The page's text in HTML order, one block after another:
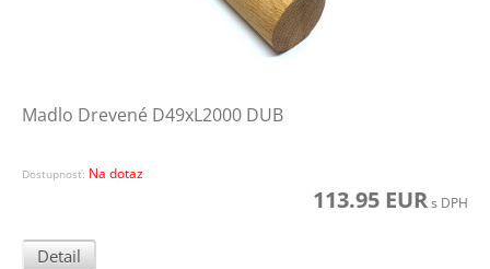
Madlo Drevené D49xL2000 DUB
Dostupnosť: Na dotaz
113.95 EURs DPH
Detail